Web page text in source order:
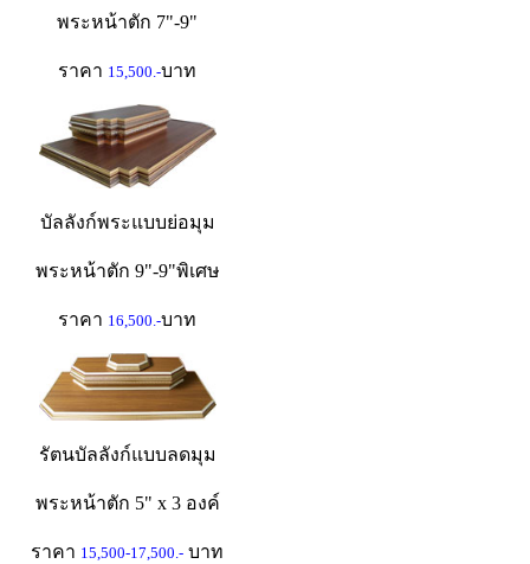
พระหน้าตัก 7"-9"
ราคา 15,500.-บาท
บัลลังก์พระแบบย่อมุม
พระหน้าตัก 9"-9"พิเศษ
ราคา 16,500.-บาท
รัตนบัลลังก์แบบลดมุม
พระหน้าตัก 5" x 3 องค์
ราคา 15,500-17,500.- บาท